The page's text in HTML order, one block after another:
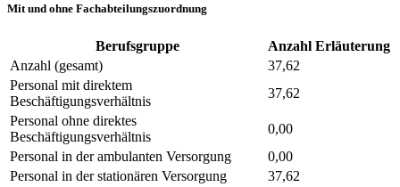
Mit und ohne Fachabteilungszuordnung
Berufsgruppe Anzahl Erläuterung
Anzahl (gesamt)
37,62
Personal mit direktem
Beschäftigungsverhältnis
37,62
Personal ohne direktes
Beschäftigungsverhältnis
0,00
Personal in der ambulanten Versorgung
0,00
Personal in der stationären Versorgung
37,62